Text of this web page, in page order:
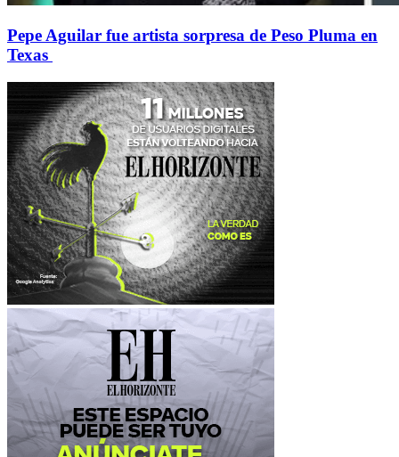
Pepe Aguilar fue artista sorpresa de Peso Pluma en
Texas